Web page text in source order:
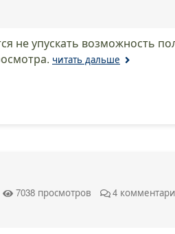
не упускать возможность
читать дальше
7038 просмотров 4